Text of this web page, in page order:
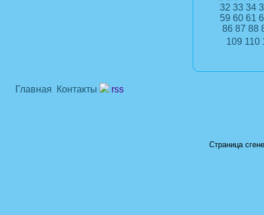
32 33 34
59 60 61
86 87 88
109 110
Главная Контакты rss
Страница